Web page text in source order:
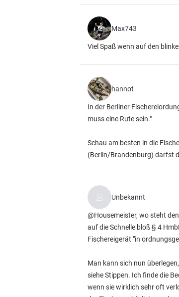
Max743
Viel Spaß wenn auf den
hannot
In der Berliner
muss eine Rute sein."
Schau am besten in die
(Berlin/Brandenburg) darfst
Unbekannt
@Housemeister, wo steht
auf die Schnelle bloß § 4
Fischereigerät "in
Man kann sich nun
siehe Stippen. Ich finde die
wenn sie wirklich sehr oft